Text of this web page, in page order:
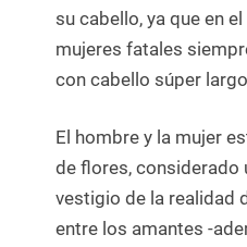
su cabello, ya que en
mujeres fatales
con cabello súper
El hombre y la mujer
de flores, considerado
vestigio de la realidad
entre los amantes -